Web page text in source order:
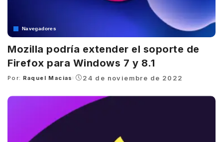
Navegadores
Mozilla podría extender el soporte de
Firefox para Windows 7 y 8.1
Posted
Por: Raquel Macias 24 de noviembre de 2022